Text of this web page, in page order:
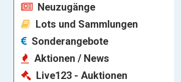
Neuzugänge
Lots und Sammlungen
Sonderangebote
Aktionen / News
Live123 - Auktionen